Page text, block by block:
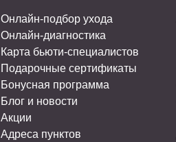
Онлайн-подбор ухода
Онлайн-диагностика
Карта бьюти-специалистов
Подарочные сертификаты
Бонусная программа
Блог и новости
Акции
Адреса пунктов